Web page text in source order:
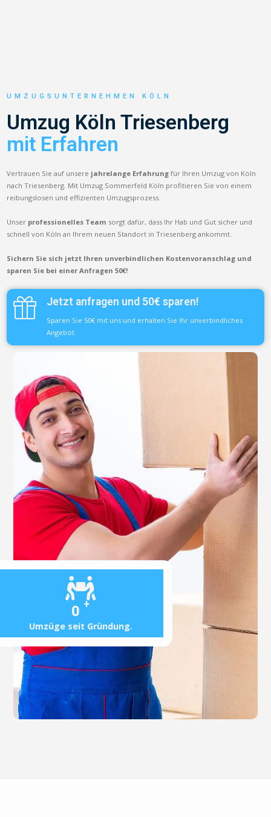
0 +
Umzüge seit Gründung.
UMZUGSUNTERNEHMEN KÖLN
Umzug Köln Triesenberg
mit Erfahren
Vertrauen Sie auf unsere jahrelange Erfahrung für Ihren Umzug von Köln
nach Triesenberg. Mit Umzug Sommerfeld Köln profitieren Sie von einem
reibungslosen und effizienten Umzugsprozess.
Unser professionelles Team sorgt dafür, dass Ihr Hab und Gut sicher und
schnell von Köln an Ihrem neuen Standort in Triesenberg ankommt.
Sichern Sie sich jetzt Ihren unverbindlichen Kostenvoranschlag und
sparen Sie bei einer Anfragen 50€!
Jetzt anfragen und 50€ sparen!
Sparen Sie 50€ mit uns und erhalten Sie Ihr unverbindliches
Angebot.